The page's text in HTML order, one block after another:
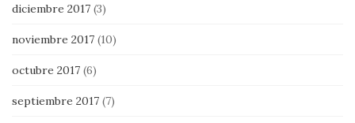
diciembre 2017 (3)
noviembre 2017 (10)
octubre 2017 (6)
septiembre 2017 (7)